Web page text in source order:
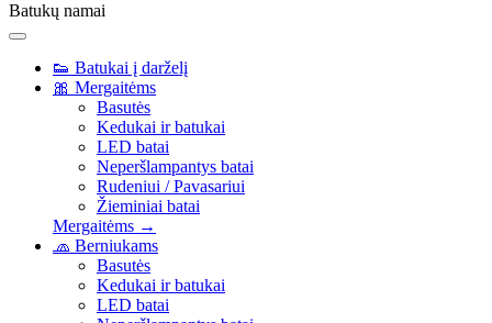
Batukų namai
👟 Batukai į darželį
🎀 Mergaitėms
Basutės
Kedukai ir batukai
LED batai
Neperšlampantys batai
Rudeniui / Pavasariui
Žieminiai batai
Mergaitėms →
🧢 Berniukams
Basutės
Kedukai ir batukai
LED batai